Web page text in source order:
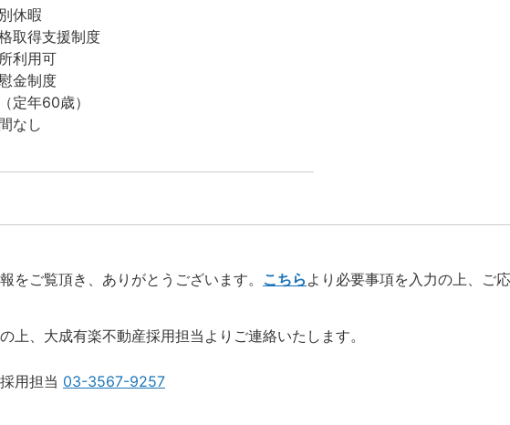
休暇
取得支援制度
利用可
金制度
定年60歳）
なし
をご覧頂き、ありがとうございます。 こちら より必要事項を入力の上、ご
上、大成有楽不動産採用担当よりご連絡いたします。
用担当 03-3567-9257